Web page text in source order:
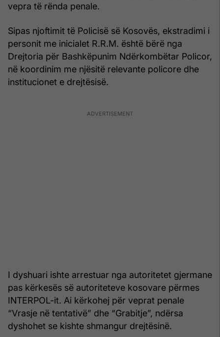
vepra të rënda penale.
Sipas njoftimit të Policisë së Kosovës, ekstradimi i
personit me inicialet R.R.M. është bërë nga
Drejtoria për Bashkëpunim Ndërkombëtar Policor,
në koordinim me njësitë relevante policore dhe
institucionet e drejtësisë.
I dyshuari ishte arrestuar nga autoritetet gjermane
pas kërkesës së autoriteteve kosovare përmes
INTERPOL-it. Ai kërkohej për veprat penale
“Vrasje në tentativë” dhe “Grabitje”, ndërsa
dyshohet se kishte shmangur drejtësinë.